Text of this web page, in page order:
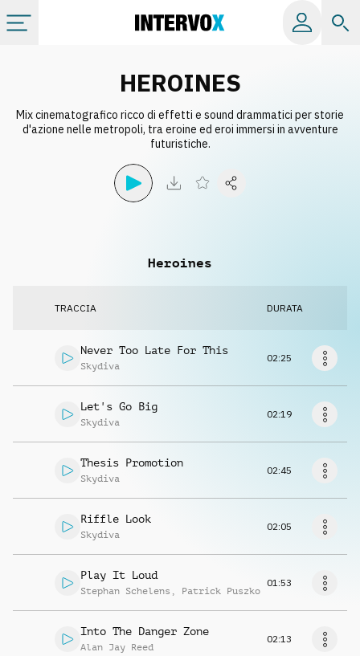
Album
Info
Richiedi musica
HEROINES
Mix cinematografico ricco di effetti e sound drammatici per storie
d'azione nelle metropoli, tra eroine ed eroi immersi in avventure
futuristiche.
Heroines
TRACCIA DURATA
Never Too Late For This
Skydiva
02:25
Let's Go Big
Skydiva
02:19
Thesis Promotion
Skydiva
02:45
Riffle Look
Skydiva
02:05
Play It Loud
Stephan Schelens , Patrick Puszko
01:53
Into The Danger Zone
Alan Jay Reed
02:13